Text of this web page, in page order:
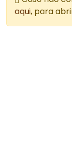
aqui, para